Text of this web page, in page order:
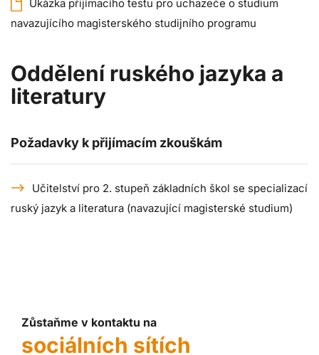
Ukázka přijímacího testu pro uchazeče o studium
navazujícího magisterského studijního programu
Oddělení ruského jazyka a
literatury
Požadavky k přijímacím zkouškám
Učitelství pro 2. stupeň základních škol se specializací
ruský jazyk a literatura (navazující magisterské studium)
Zůstaňme v kontaktu na
sociálních sítích